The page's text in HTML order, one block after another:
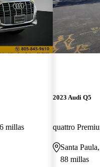
millas
2023 Audi Q5
quattro
Santa
88 millas